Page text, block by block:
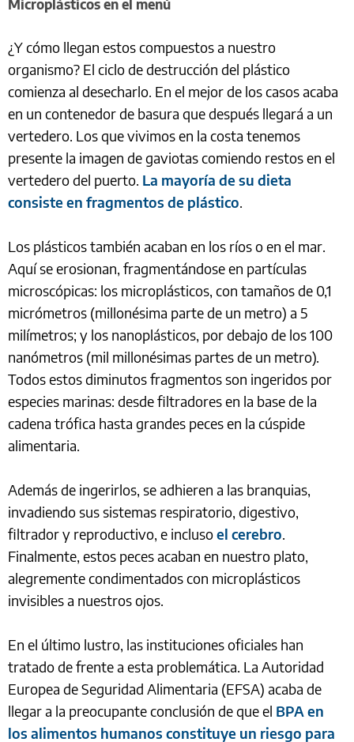
Microplásticos en el menú
¿Y cómo llegan estos compuestos a nuestro
organismo? El ciclo de destrucción del plástico
comienza al desecharlo. En el mejor de los casos acaba
en un contenedor de basura que después llegará a un
vertedero. Los que vivimos en la costa tenemos
presente la imagen de gaviotas comiendo restos en el
vertedero del puerto. La mayoría de su dieta
consiste en fragmentos de plástico.
Los plásticos también acaban en los ríos o en el mar.
Aquí se erosionan, fragmentándose en partículas
microscópicas: los microplásticos, con tamaños de 0,1
micrómetros (millonésima parte de un metro) a 5
milímetros; y los nanoplásticos, por debajo de los 100
nanómetros (mil millonésimas partes de un metro).
Todos estos diminutos fragmentos son ingeridos por
especies marinas: desde filtradores en la base de la
cadena trófica hasta grandes peces en la cúspide
alimentaria.
Además de ingerirlos, se adhieren a las branquias,
invadiendo sus sistemas respiratorio, digestivo,
filtrador y reproductivo, e inclusoel cerebro.
Finalmente, estos peces acaban en nuestro plato,
alegremente condimentados con microplásticos
invisibles a nuestros ojos.
En el último lustro, las instituciones oficiales han
tratado de frente a esta problemática. La Autoridad
Europea de Seguridad Alimentaria (EFSA) acaba de
llegar a la preocupante conclusión de que el BPA en
los alimentos humanos constituye un riesgo para